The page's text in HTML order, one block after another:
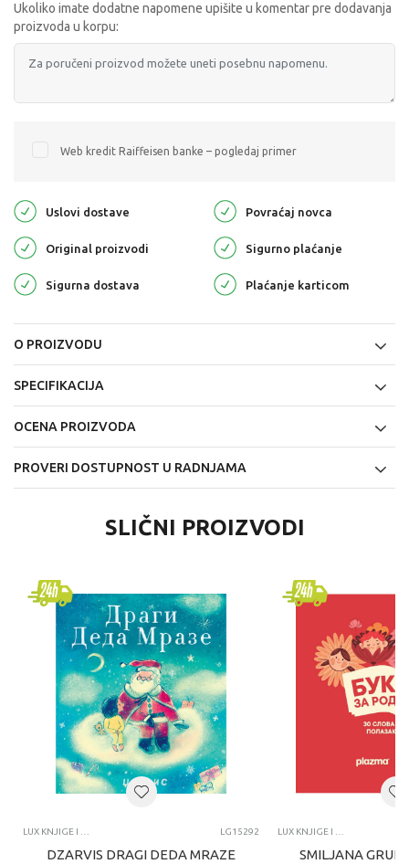
Ukoliko imate dodatne napomene upišite u komentar pre dodavanja
proizvoda u korpu:
Web kredit Raiffeisen banke – pogledaj primer
Uslovi dostave Povraćaj novca
Original proizvodi Sigurno plaćanje
Sigurna dostava Plaćanje karticom
O PROIZVODU
SPECIFIKACIJA
OCENA PROIZVODA
PROVERI DOSTUPNOST U RADNJAMA
SLIČNI PROIZVODI
LUX KNJIGE I SPECIJALNA IZDANJA LG15292
DZARVIS DRAGI DEDA MRAZE
LUX KNJIGE I SPECIJALNA IZDANJA
SMILJANA